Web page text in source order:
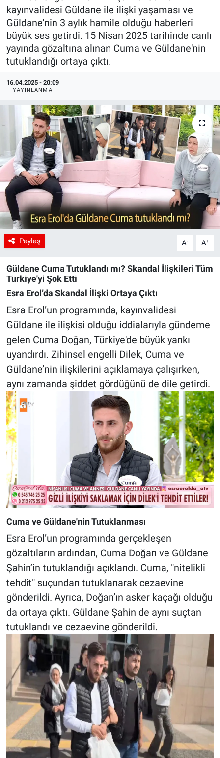
kayınvalidesi Güldane ile ilişki yaşaması ve
Güldane'nin 3 aylık hamile olduğu haberleri
büyük ses getirdi. 15 Nisan 2025 tarihinde canlı
yayında gözaltına alınan Cuma ve Güldane'nin
tutuklandığı ortaya çıktı.
16.04.2025 - 20:09
YAYINLANMA
Paylaş A- A+
Güldane Cuma Tutuklandı mı? Skandal İlişkileri Tüm
Türkiye'yi Şok Etti
Esra Erol’da Skandal İlişki Ortaya Çıktı
Esra Erol’un programında, kayınvalidesi
Güldane ile ilişkisi olduğu iddialarıyla gündeme
gelen Cuma Doğan, Türkiye'de büyük yankı
uyandırdı. Zihinsel engelli Dilek, Cuma ve
Güldane’nin ilişkilerini açıklamaya çalışırken,
aynı zamanda şiddet gördüğünü de dile getirdi.
Cuma ve Güldane'nin Tutuklanması
Esra Erol’un programında gerçekleşen
gözaltıların ardından, Cuma Doğan ve Güldane
Şahin’in tutuklandığı açıklandı. Cuma, "nitelikli
tehdit" suçundan tutuklanarak cezaevine
gönderildi. Ayrıca, Doğan’ın asker kaçağı olduğu
da ortaya çıktı. Güldane Şahin de aynı suçtan
tutuklandı ve cezaevine gönderildi.